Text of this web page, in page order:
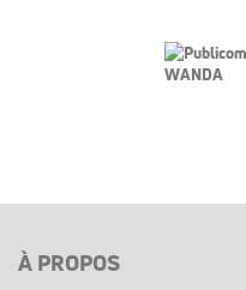
À PROPOS